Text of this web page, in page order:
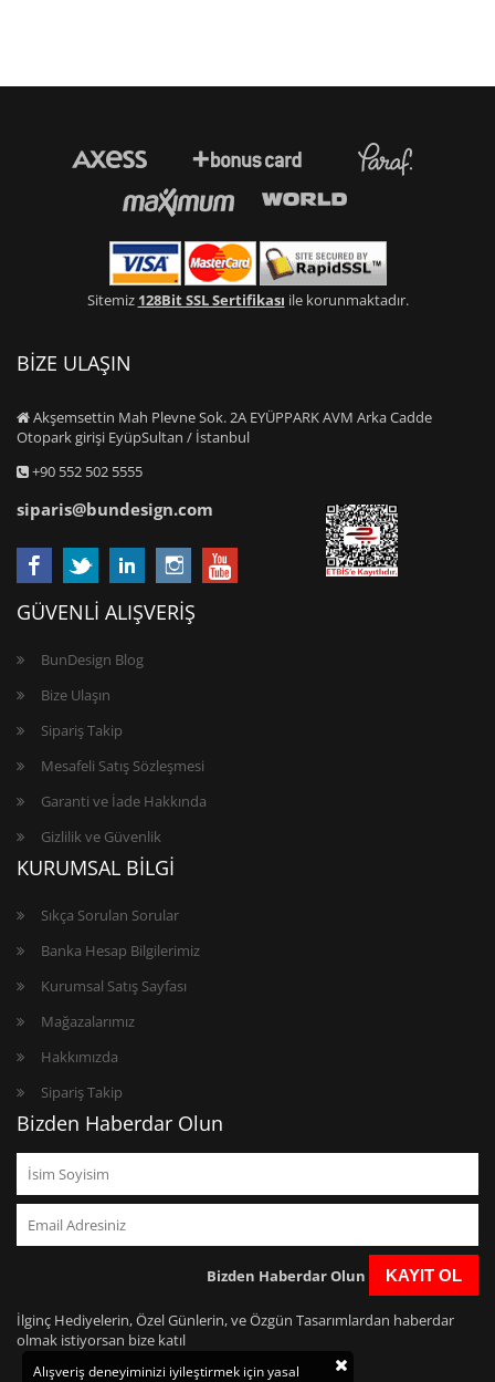
Sitemiz 128Bit SSL Sertifikası ile korunmaktadır.
BİZE ULAŞIN
Akşemsettin Mah Plevne Sok. 2A EYÜPPARK AVM Arka Cadde
Otopark girişi EyüpSultan / İstanbul
+90 552 502 5555
siparis@bundesign.com
GÜVENLİ ALIŞVERİŞ
BunDesign Blog
Bize Ulaşın
Sipariş Takip
Mesafeli Satış Sözleşmesi
Garanti ve İade Hakkında
Gizlilik ve Güvenlik
KURUMSAL BİLGİ
Sıkça Sorulan Sorular
Banka Hesap Bilgilerimiz
Kurumsal Satış Sayfası
Mağazalarımız
Hakkımızda
Sipariş Takip
Bizden Haberdar Olun
Bizden Haberdar Olun KAYIT OL
İlginç Hediyelerin, Özel Günlerin, ve Özgün Tasarımlardan haberdar
olmak istiyorsan bize katıl
Alışveriş deneyiminizi iyileştirmek için yasal